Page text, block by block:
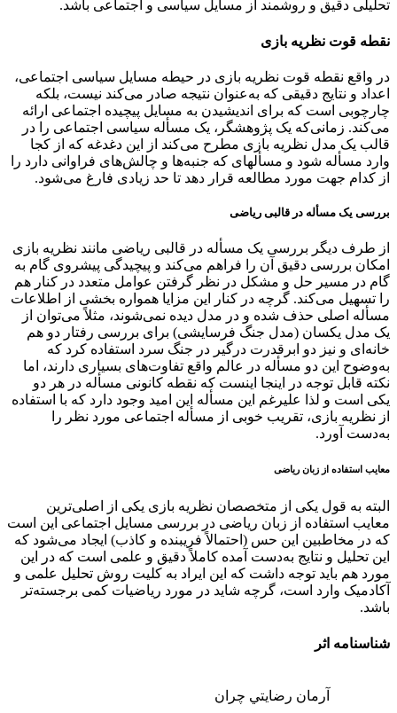
تحلیلی دقیق و روشمند از مسایل سیاسی و اجتماعی باشد.
نقطه قوت نظریه بازی
در واقع نقطه قوت نظریه بازی در حیطه مسایل سیاسی اجتماعی،
اعداد و نتایج دقیقی که به‌عنوان نتیجه صادر می‌کند نیست، بلکه
چارچوبی است که برای اندیشیدن به مسایل پیچیده اجتماعی ارائه
می‌کند. زمانی‌که یک پژوهشگر، یک مسأله سیاسی اجتماعی را در
قالب یک مدل نظریه بازی مطرح می‌کند از این دغدغه که از کجا
وارد مسأله شود و مسأله­ای که جنبه‌ها و چالش‌های فراوانی دارد را
از کدام جهت مورد مطالعه قرار دهد تا حد زیادی فارغ می‌شود.
بررسی یک مسأله در قالبی ریاضی
از طرف دیگر بررسی یک مسأله در قالبی ریاضی مانند نظریه بازی
امکان بررسی دقیق آن را فراهم می‌کند و پیچیدگی پیشروی گام به
گام در مسیر حل و مشکل در نظر گرفتن عوامل متعدد در کنار هم
را تسهیل می‌کند. گرچه در کنار این مزایا همواره بخشی از اطلاعات
مسأله اصلی حذف شده و در مدل دیده نمی‌شوند، مثلاً می‌توان از
یک مدل یکسان (مدل جنگ فرسایشی) برای بررسی رفتار دو هم
خانه‌ای و نیز دو ابرقدرت درگیر در جنگ سرد استفاده کرد که
به‌وضوح این دو مسأله در عالم واقع تفاوت‌های بسیاری دارند، اما
نکته قابل توجه در اینجا اینست که نقطه کانونی مسأله در هر دو
یکی است و لذا علیرغم این مسأله این امید وجود دارد که با استفاده
از نظریه بازی، تقریب خوبی از مسأله اجتماعی مورد نظر را
به‌دست آورد.
معایب استفاده از زبان ریاضی
البته به قول یکی از متخصصان نظریه بازی یکی از اصلی‌ترین
معایب استفاده از زبان ریاضی در بررسی مسایل اجتماعی این است
که در مخاطبین این حس (‌احتمالاً فریبنده و کاذب) ایجاد می‌شود که
این تحلیل و نتایج به‌دست آمده کاملاً دقیق و علمی است که در این
مورد هم باید توجه داشت که این ایراد به کلیت روش تحلیل علمی و
آکادمیک وارد است، گرچه شاید در مورد ریاضیات کمی برجسته‌تر
باشد.
شناسنامه اثر
آرمان رضايتي چران